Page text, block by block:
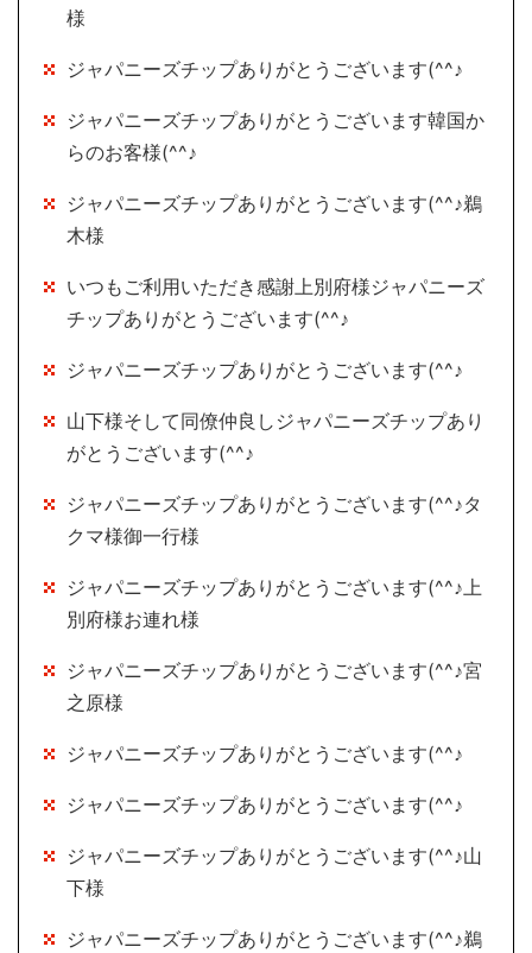
様
ジャパニーズチップありがとうございます(^^♪
ジャパニーズチップありがとうございます韓国か
らのお客様(^^♪
ジャパニーズチップありがとうございます(^^♪鵜
木様
いつもご利用いただき感謝上別府様ジャパニーズ
チップありがとうございます(^^♪
ジャパニーズチップありがとうございます(^^♪
山下様そして同僚仲良しジャパニーズチップあり
がとうございます(^^♪
ジャパニーズチップありがとうございます(^^♪タ
クマ様御一行様
ジャパニーズチップありがとうございます(^^♪上
別府様お連れ様
ジャパニーズチップありがとうございます(^^♪宮
之原様
ジャパニーズチップありがとうございます(^^♪
ジャパニーズチップありがとうございます(^^♪
ジャパニーズチップありがとうございます(^^♪山
下様
ジャパニーズチップありがとうございます(^^♪鵜